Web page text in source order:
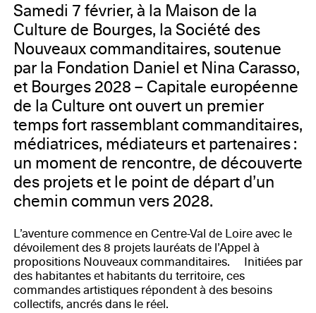
Samedi 7 février, à la Maison de la
Culture de Bourges, la Société des
Nouveaux commanditaires, soutenue
par la Fondation Daniel et Nina Carasso,
et Bourges 2028 – Capitale européenne
de la Culture ont ouvert un premier
temps fort rassemblant commanditaires,
médiatrices, médiateurs et partenaires :
un moment de rencontre, de découverte
des projets et le point de départ d’un
chemin commun vers 2028.
L’aventure commence en Centre-Val de Loire avec le
dévoilement des 8 projets lauréats de l’Appel à
propositions Nouveaux commanditaires. Initiées par
des habitantes et habitants du territoire, ces
commandes artistiques répondent à des besoins
collectifs, ancrés dans le réel.